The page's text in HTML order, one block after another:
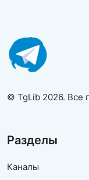
© TgLib 2026. Все
Разделы
Каналы